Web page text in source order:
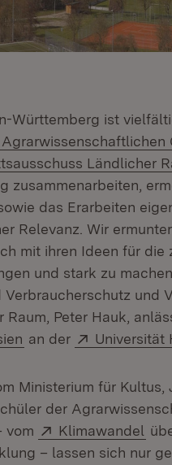
neuem Fenster)
Württemberg ist
Extern:
Agrarwissenschaftlichen
Ländlicher
zusammenarbeiten,
das Erarbeiten
Relevanz. Wir
mit ihren Ideen für
und stark zu
und
Peter Hauk,
(Öffnet in neuem
an der Extern:
Universität
Ministerium für
der
vom
Extern:
Klimawandel
– lassen sich nur